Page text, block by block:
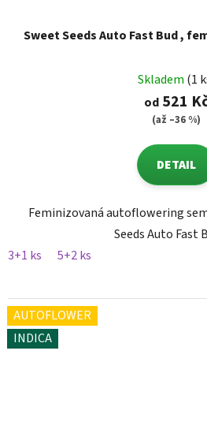
Sweet Seeds Auto Fast Bud ,
Skladem (1
od521
(až –36 %)
DETAIL
Feminizovaná autoflowering
Seeds Auto Fast
3+1 ks
5+2 ks
AUTOFLOWER
INDICA